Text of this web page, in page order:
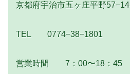
京都府宇治市五ヶ庄平野57−14
TEL 0774−38−1801
営業時間 7：00〜18：45